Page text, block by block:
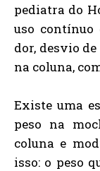
pediatra do
uso contínuo
dor, desvio
na coluna,
Existe uma
peso na
coluna e
isso: o peso